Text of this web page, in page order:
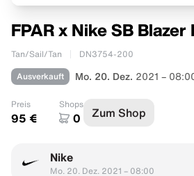
FPAR x Nike SB Blazer
Tan/Sail/Tan DN3754-200
Ausverkauft Mo. 20. Dez. 2021 –
Preis
95 €
Shops
0 Zum Shop
Nike
Mo. 20. Dez. 2021 – 08:00